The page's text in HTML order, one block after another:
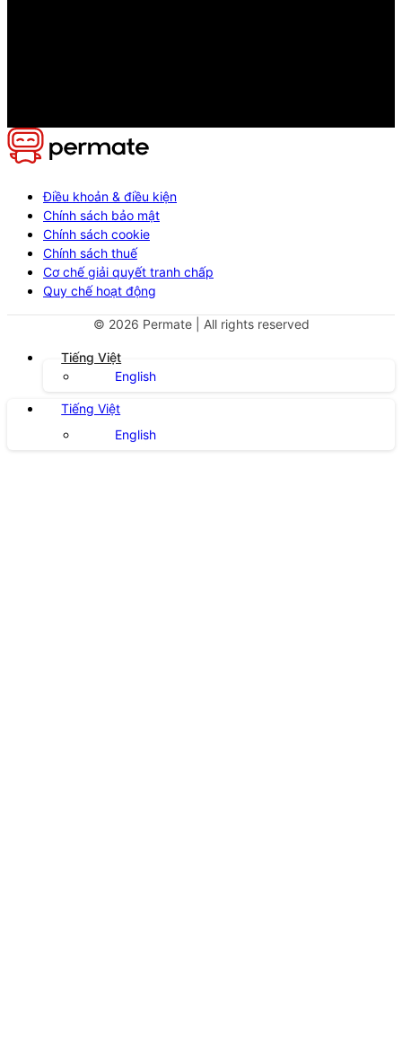
Điều khoản & điều kiện
Chính sách bảo mật
Chính sách cookie
Chính sách thuế
Cơ chế giải quyết tranh chấp
Quy chế hoạt động
© 2026 Permate | All rights reserved
Tiếng Việt
English
Tiếng Việt
English